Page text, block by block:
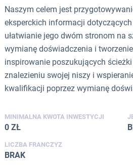
Naszym celem jest
eksperckich informacji
ułatwianie jego dwóm stronom na
wymianę doświadczenia i
inspirowanie poszukujących
znalezieniu swojej niszy i
kwalifikacji poprzez wymianę
MINIMALNA KWOTA INWESTYCJI
0 ZŁ
LICZBA FRANCZYZ
BRAK